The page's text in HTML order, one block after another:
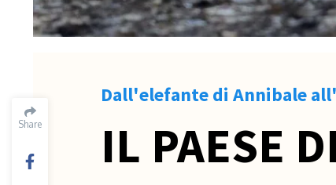
Share
Dall'elefante di Annibale
IL PAESE